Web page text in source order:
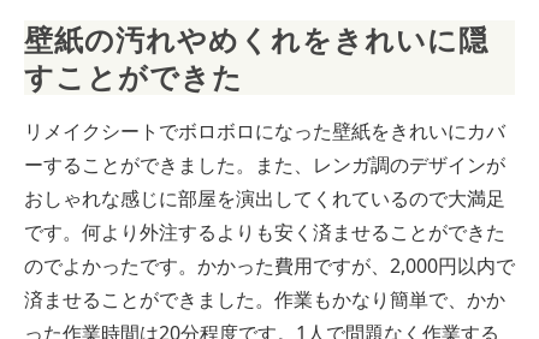
壁紙の汚れやめくれをきれいに隠
すことができた
リメイクシートでボロボロになった壁紙をきれいにカバ
ーすることができました。また、レンガ調のデザインが
おしゃれな感じに部屋を演出してくれているので大満足
です。何より外注するよりも安く済ませることができた
のでよかったです。かかった費用ですが、2,000円以内で
済ませることができました。作業もかなり簡単で、かか
った作業時間は20分程度です。1人で問題なく作業する